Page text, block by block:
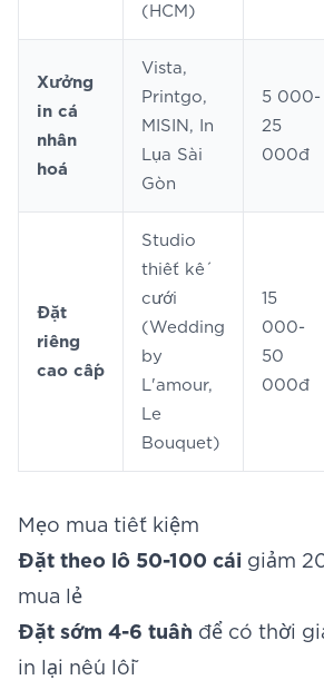
(HCM)
Xưởng
in cá
nhân
hoá
Vista,
Printgo,
MISIN, In
Lụa Sài
Gòn
5 000-
25
000đ
Đặt
riêng
cao cấp
Studio
thiết kế
cưới
(Wedding
by
L'amour,
Le
Bouquet)
15
000-
50
000đ
Mẹo mua tiết kiệm
Đặt theo lô 50-100 cái giảm
mua lẻ
Đặt sớm 4-6 tuần để có thời
in lại nếu lỗi